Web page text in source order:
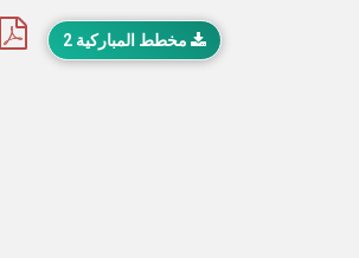
مخطط المباركية 2